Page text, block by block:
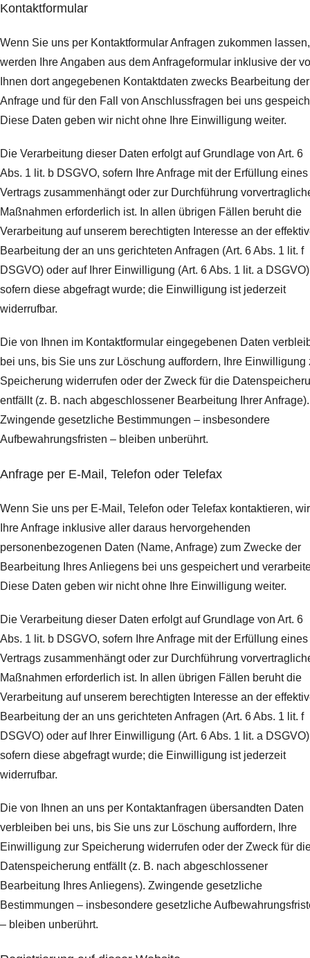
Kontaktformular
Wenn Sie uns per Kontaktformular Anfragen zukommen lassen,
werden Ihre Angaben aus dem Anfrageformular inklusive der
Ihnen dort angegebenen Kontaktdaten zwecks Bearbeitung der
Anfrage und für den Fall von Anschlussfragen bei uns
Diese Daten geben wir nicht ohne Ihre Einwilligung weiter.
Die Verarbeitung dieser Daten erfolgt auf Grundlage von Art. 6
Abs. 1 lit. b DSGVO, sofern Ihre Anfrage mit der Erfüllung eines
Vertrags zusammenhängt oder zur Durchführung
Maßnahmen erforderlich ist. In allen übrigen Fällen beruht die
Verarbeitung auf unserem berechtigten Interesse an der
Bearbeitung der an uns gerichteten Anfragen (Art. 6 Abs. 1 lit. f
DSGVO) oder auf Ihrer Einwilligung (Art. 6 Abs. 1 lit. a DSGVO)
sofern diese abgefragt wurde; die Einwilligung ist jederzeit
widerrufbar.
Die von Ihnen im Kontaktformular eingegebenen Daten
bei uns, bis Sie uns zur Löschung auffordern, Ihre Einwilligung
Speicherung widerrufen oder der Zweck für die
entfällt (z. B. nach abgeschlossener Bearbeitung Ihrer Anfrage).
Zwingende gesetzliche Bestimmungen – insbesondere
Aufbewahrungsfristen – bleiben unberührt.
Anfrage per E-Mail, Telefon oder Telefax
Wenn Sie uns per E-Mail, Telefon oder Telefax kontaktieren,
Ihre Anfrage inklusive aller daraus hervorgehenden
personenbezogenen Daten (Name, Anfrage) zum Zwecke der
Bearbeitung Ihres Anliegens bei uns gespeichert und
Diese Daten geben wir nicht ohne Ihre Einwilligung weiter.
Die Verarbeitung dieser Daten erfolgt auf Grundlage von Art. 6
Abs. 1 lit. b DSGVO, sofern Ihre Anfrage mit der Erfüllung eines
Vertrags zusammenhängt oder zur Durchführung
Maßnahmen erforderlich ist. In allen übrigen Fällen beruht die
Verarbeitung auf unserem berechtigten Interesse an der
Bearbeitung der an uns gerichteten Anfragen (Art. 6 Abs. 1 lit. f
DSGVO) oder auf Ihrer Einwilligung (Art. 6 Abs. 1 lit. a DSGVO)
sofern diese abgefragt wurde; die Einwilligung ist jederzeit
widerrufbar.
Die von Ihnen an uns per Kontaktanfragen übersandten Daten
verbleiben bei uns, bis Sie uns zur Löschung auffordern, Ihre
Einwilligung zur Speicherung widerrufen oder der Zweck für
Datenspeicherung entfällt (z. B. nach abgeschlossener
Bearbeitung Ihres Anliegens). Zwingende gesetzliche
Bestimmungen – insbesondere gesetzliche
– bleiben unberührt.